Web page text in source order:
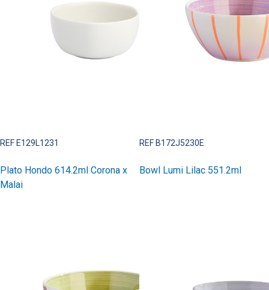
REF E129L1231
Plato Hondo 614.2ml Corona x
Malai
REF B172J5230E
Bowl Lumi Lilac 551.2ml